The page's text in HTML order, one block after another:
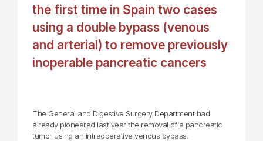
the first time in Spain two cases
using a double bypass (venous
and arterial) to remove previously
inoperable pancreatic cancers
The General and Digestive Surgery Department had
already pioneered last year the removal of a pancreatic
tumor using an intraoperative venous bypass.